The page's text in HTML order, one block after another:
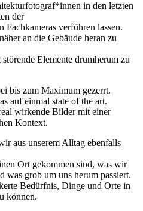
in den letzten
der
verführen lassen.
an die Gebäude heran zu
Elemente drumherum zu
bis zum Maximum gezerrt.
auf einmal state of the art.
wirkende Bilder mit einer
Kontext.
aus unserem Alltag ebenfalls
Ort gekommen sind, was wir
was grob um uns herum passiert.
Bedürfnis, Dinge und Orte in
können.